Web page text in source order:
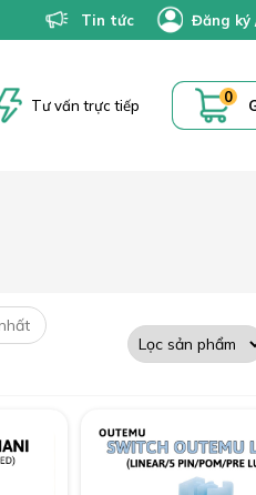
Tin tức Đăng ký
Tư vấn trực tiếp 0